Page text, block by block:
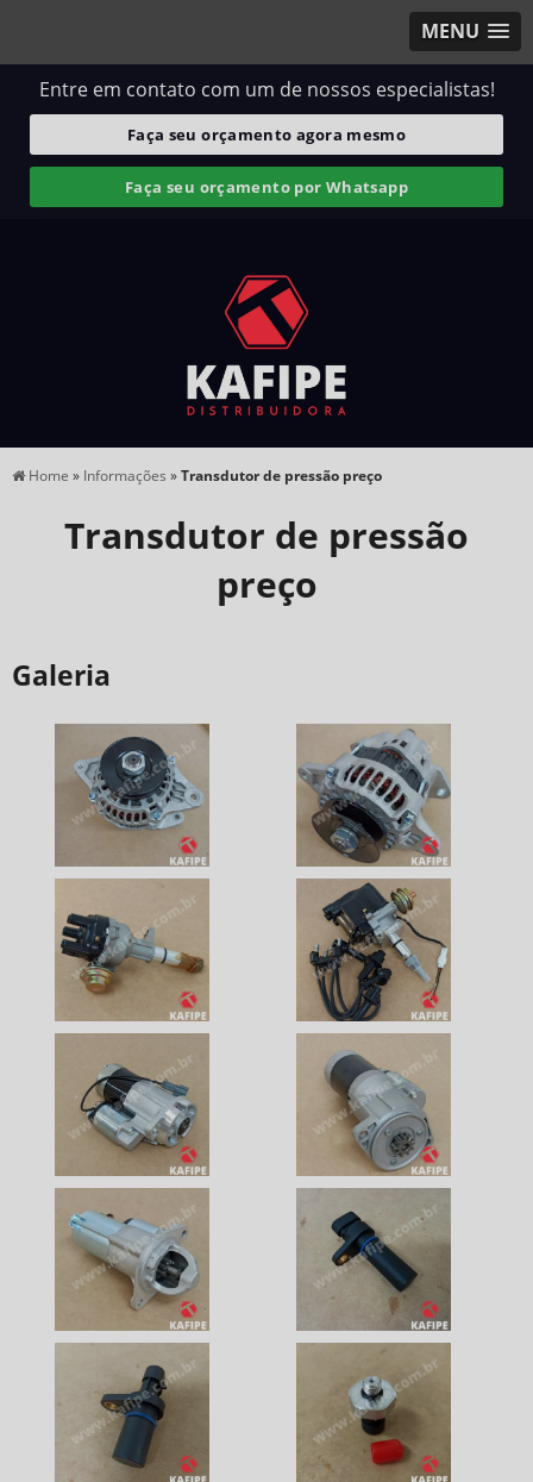
MENU
Entre em contato com um de nossos especialistas!
Faça seu orçamento agora mesmo
Faça seu orçamento por Whatsapp
Home » Informações »Transdutor de pressão preço
Transdutor de pressão
preço
Galeria